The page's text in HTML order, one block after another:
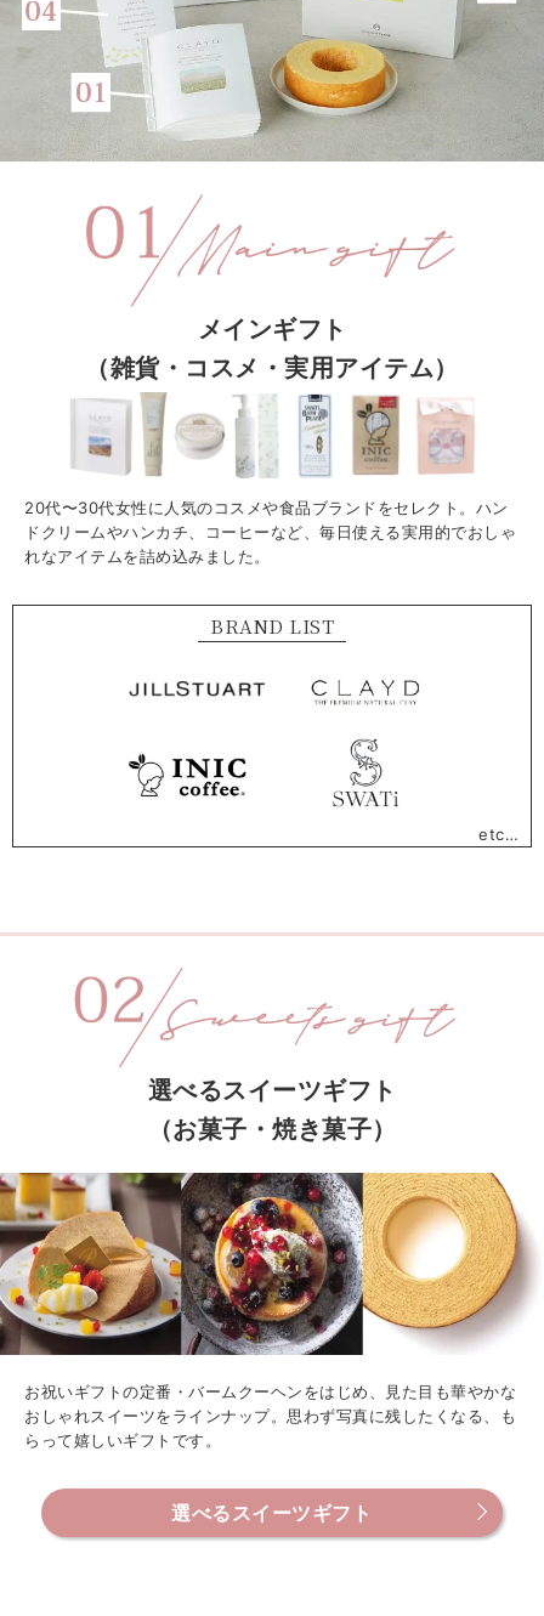
メインギフト
（雑貨・コスメ・実用アイテム）
20代〜30代女性に人気のコスメや食品ブランドをセレクト。ハン
ドクリームやハンカチ、コーヒーなど、毎日使える実用的でおしゃ
れなアイテムを詰め込みました。
BRAND LIST
etc…
選べるスイーツギフト
（お菓子・焼き菓子）
お祝いギフトの定番・バームクーヘンをはじめ、見た目も華やかな
おしゃれスイーツをラインナップ。思わず写真に残したくなる、も
らって嬉しいギフトです。
選べるスイーツギフト